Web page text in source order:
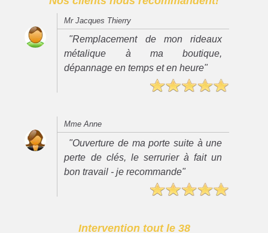
Mr Jacques Thierry
"Remplacement de mon rideaux
métalique à ma boutique,
dépannage en temps et en heure"
Mme Anne
"Ouverture de ma porte suite à une
perte de clés, le serrurier à fait un
bon travail - je recommande"
Intervention tout le 38